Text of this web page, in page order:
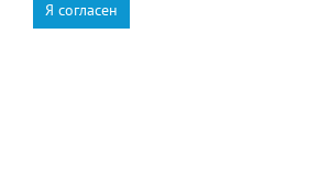
Я согласен